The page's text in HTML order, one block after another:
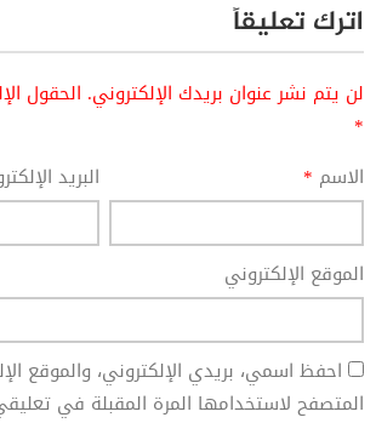
اترك تعليقاً
لن يتم نشر عنوان بريدك الإلكتروني. الحقول
*
الاسم * البريد
الموقع الإلكتروني
احفظ اسمي، بريدي الإلكتروني، والموقع
المتصفح لاستخدامها المرة المقبلة في